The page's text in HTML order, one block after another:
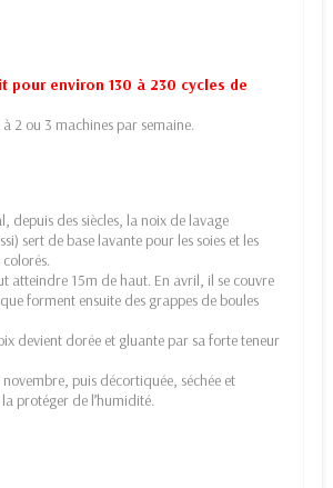
pour environ 130 à 230 cycles de
2 ou 3 machines par semaine.
depuis des siècles, la noix de lavage
sert de base lavante pour les soies et les
atteindre 15m de haut. En avril, il se couvre
forment ensuite des grappes de boules
devient dorée et gluante par sa forte teneur
novembre, puis décortiquée, séchée et
protéger de l’humidité.